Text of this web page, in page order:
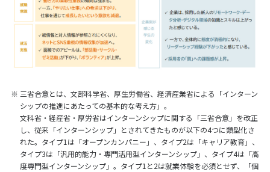
※ 三省合意とは、文部科学省、厚生労働省、経済産業省による「インターン
シップの推進にあたっての基本的な考え方」。
文科省・経産省・厚労省はインターンシップに関する「三省合意」を改正
し、従来「インターンシップ」とされてきたものが以下の4つに類型化さ
れた。タイプ1は「オープンカンパニー」、タイプ2は「キャリア教育」、
タイプ3は「汎用的能力・専門活用型インターンシップ」、タイプ4は「高
度専門型インターンシップ」。タイプ1と2は就業体験を必須とせず、「個